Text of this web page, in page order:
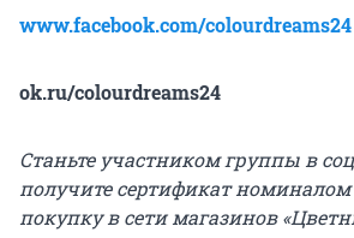
www.facebook.com/colourdreams24
ok.ru/colourdreams24
Станьте участником группы в
получите сертификат номиналом
покупку в сети магазинов